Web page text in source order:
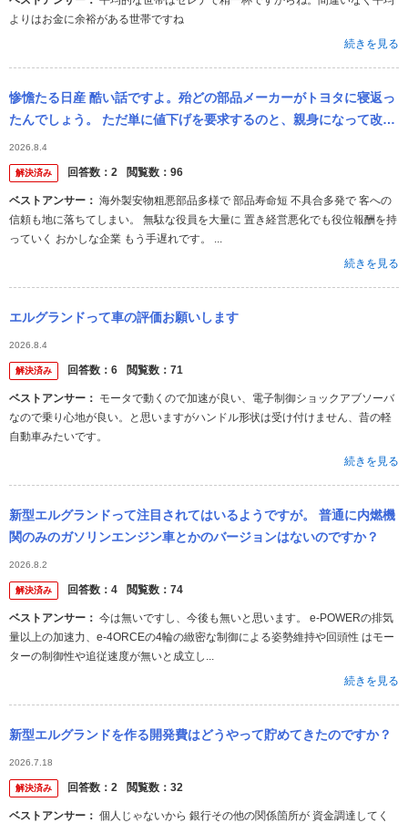
よりはお金に余裕がある世帯ですね
続きを見る
惨憺たる日産 酷い話ですよ。殆どの部品メーカーがトヨタに寝返っ
たんでしょう。 ただ単に値下げを要求するのと、親身になって改善
を伴走してくれるの では違いますよね。結局外国製の部品を使っ
て、品質...
2026.8.4
解決済み 回答数： 2 閲覧数： 96
ベストアンサー：
信頼も地に落ちてしまい。 無駄な役員を大量に 置き経営悪化でも役位報酬を持
っていく おかしな企業 もう手遅れです。 ...
続きを見る
エルグランドって車の評価お願いします
2026.8.4
解決済み 回答数： 6 閲覧数： 71
ベストアンサー：
なので乗り心地が良い。と思いますがハンドル形状は受け付けません、昔の軽
自動車みたいです。
続きを見る
新型エルグランドって注目されてはいるようですが。 普通に内燃機
関のみのガソリンエンジン車とかのバージョンはないのですか？
2026.8.2
解決済み 回答数： 4 閲覧数： 74
ベストアンサー：
量以上の加速力、e-4ORCEの4輪の緻密な制御による姿勢維持や回頭性 はモー
ターの制御性や追従速度が無いと成立し...
続きを見る
新型エルグランドを作る開発費はどうやって貯めてきたのですか？
2026.7.18
解決済み 回答数： 2 閲覧数： 32
ベストアンサー：